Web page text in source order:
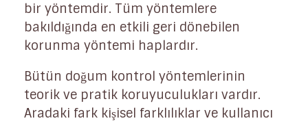
bir yöntemdir. Tüm yöntemlere
bakıldığında en etkili geri dönebilen
korunma yöntemi haplardır.
Bütün doğum kontrol yöntemlerinin
teorik ve pratik koruyuculukları vardır.
Aradaki fark kişisel farklılıklar ve kullanıcı